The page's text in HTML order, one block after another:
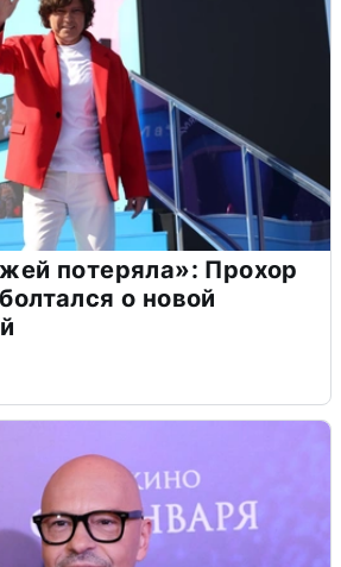
потеряла»: Прохор
о новой